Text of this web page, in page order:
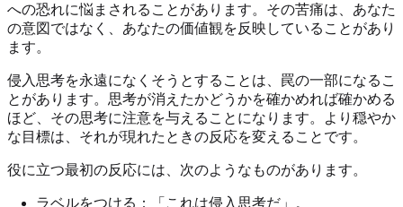
への恐れに悩まされることがあります。その苦痛は、あなた
の意図ではなく、あなたの価値観を反映していることがあり
ます。
侵入思考を永遠になくそうとすることは、罠の一部になるこ
とがあります。思考が消えたかどうかを確かめれば確かめる
ほど、その思考に注意を与えることになります。より穏やか
な目標は、それが現れたときの反応を変えることです。
役に立つ最初の反応には、次のようなものがあります。
ラベルをつける：「これは侵入思考だ」。